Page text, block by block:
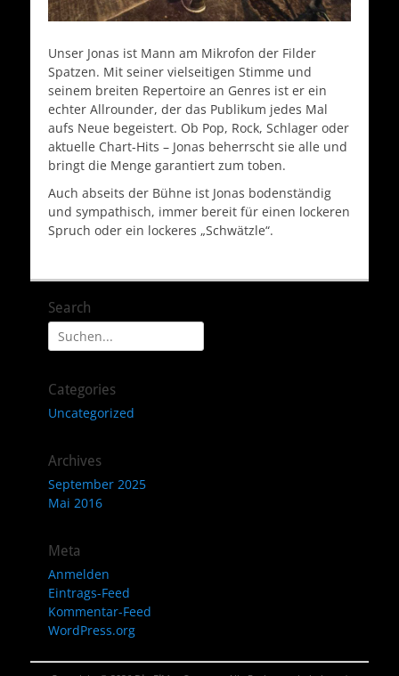
Unser Jonas ist Mann am Mikrofon der Filder
Spatzen. Mit seiner vielseitigen Stimme und
seinem breiten Repertoire an Genres ist er ein
echter Allrounder, der das Publikum jedes Mal
aufs Neue begeistert. Ob Pop, Rock, Schlager oder
aktuelle Chart-Hits – Jonas beherrscht sie alle und
bringt die Menge garantiert zum toben.
Auch abseits der Bühne ist Jonas bodenständig
und sympathisch, immer bereit für einen lockeren
Spruch oder ein lockeres „Schwätzle“.
Search
Suche
nach:
Categories
Uncategorized
Archives
September 2025
Mai 2016
Meta
Anmelden
Eintrags-Feed
Kommentar-Feed
WordPress.org